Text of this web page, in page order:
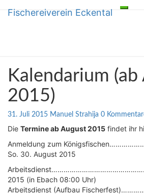
Skip
Toggle
Fischereiverein Eckental
Fischereiverein
Kalendarium
(ab
August
2015)
Kalendarium
2015)
31. Juli 2015 Manuel Strahija Kommentare
0
Die Termine ab August 2015 findet ihr
Anmeldung zum
So. 30. August 2015
2015 (in Ebach 08:00 Uhr)
Arbeitsdienst (Aufbau